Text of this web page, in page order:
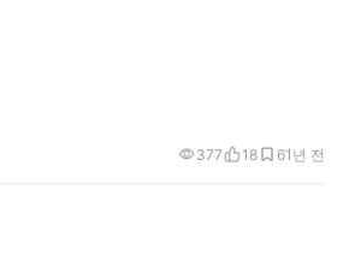
1년 전
377 18 6